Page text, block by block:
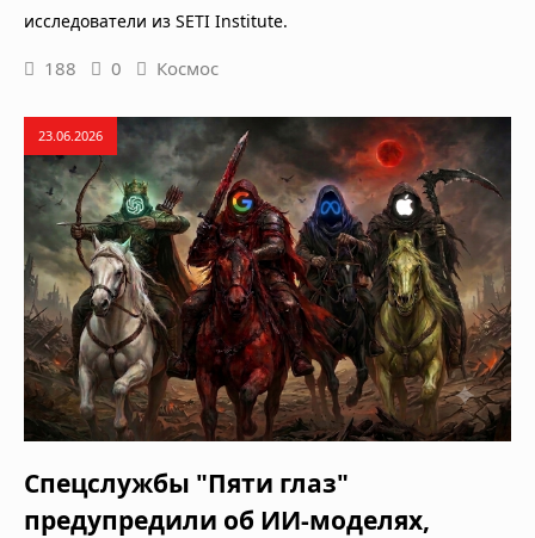
исследователи из SETI Institute.
188 0 Космос
23.06.2026
Спецслужбы "Пяти глаз"
предупредили об ИИ-моделях,